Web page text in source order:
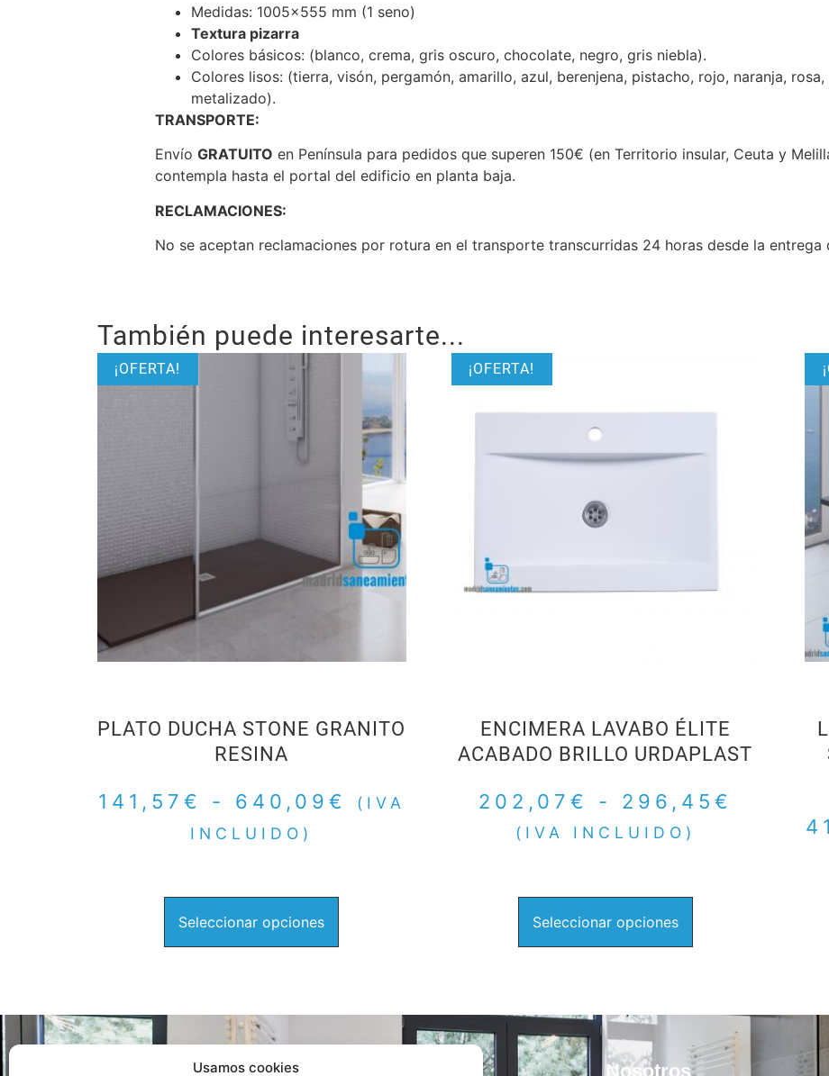
Usamos cookies
Medidas: 1005×555 mm (1 seno)
Textura pizarra
Colores básicos: (blanco, crema, gris oscuro, chocolate, negro, gris niebla).
Colores lisos: (tierra, visón, pergamón, amarillo, azul, berenjena, pistacho, rojo, naranja,
metalizado).
TRANSPORTE:
Envío GRATUITO en Península para pedidos que superen 150€ (en Territorio insular, Ceuta y
contempla hasta el portal del edificio en planta baja.
RECLAMACIONES:
No se aceptan reclamaciones por rotura en el transporte transcurridas 24 horas desde la entrega
También puede interesarte...
¡OFERTA!
PLATO DUCHA STONE GRANITO
RESINA
141,57 € - 640,09 €
(IVA
INCLUIDO)
Seleccionar opciones
¡OFERTA!
ENCIMERA LAVABO ÉLITE
ACABADO BRILLO URDAPLAST
202,07 € - 296,45 €
(IVA INCLUIDO)
Seleccionar opciones
Categorías Nosotros